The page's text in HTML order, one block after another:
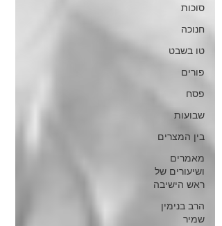
סוכות
חנוכה
טו בשבט
פורים
פסח
שבועות
בין המצרים
מאמרים
ושיעורים של
ראש הישיבה
הרב בנימין
שמיר